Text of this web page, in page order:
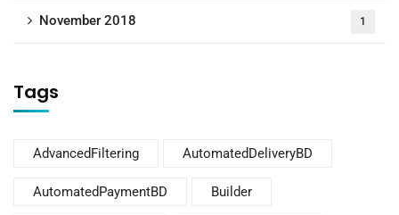
November 2018 1
Tags
AdvancedFiltering AutomatedDeliveryBD
AutomatedPaymentBD Builder